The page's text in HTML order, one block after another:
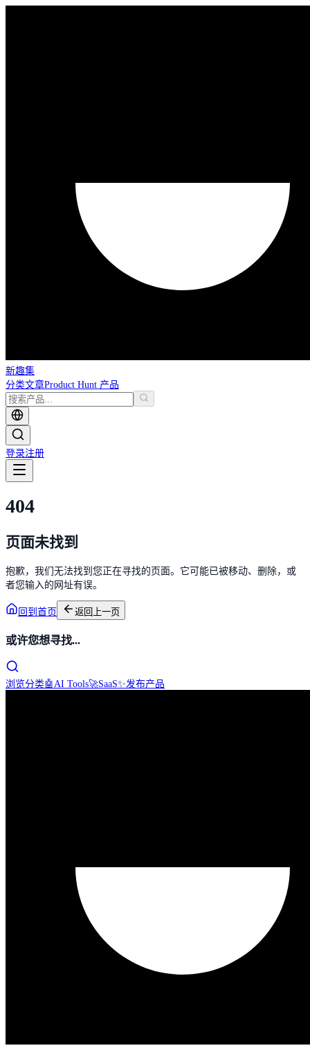
新趣集
分类文章Product Hunt 产品
登录注册
404
页面未找到
抱歉，我们无法找到您正在寻找的页面。它可能已被移动、删除，或
者您输入的网址有误。
回到首页 返回上一页
或许您想寻找...
浏览分类🤖 AI Tools🚀SaaS✨发布产品